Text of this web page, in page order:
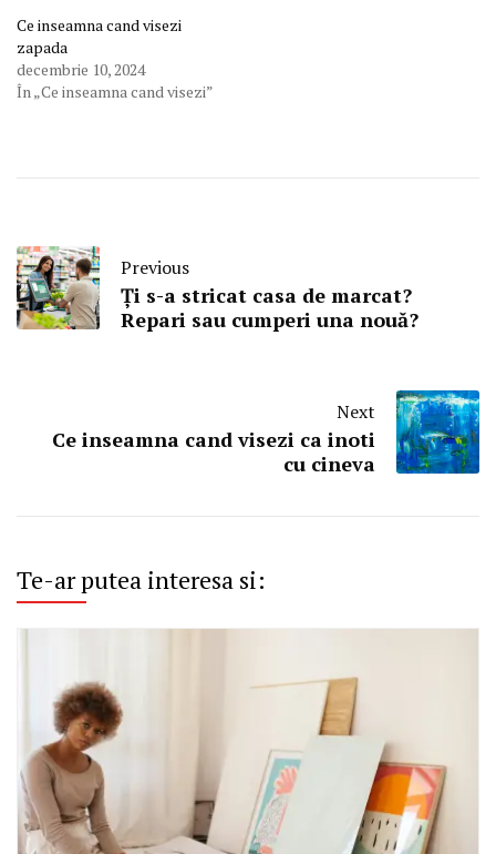
Ce inseamna cand visezi
zapada
decembrie 10, 2024
În „Ce inseamna cand visezi”
Previous
Ți s-a stricat casa de marcat?
Repari sau cumperi una nouă?
Next
Ce inseamna cand visezi ca inoti
cu cineva
Te-ar putea interesa si: